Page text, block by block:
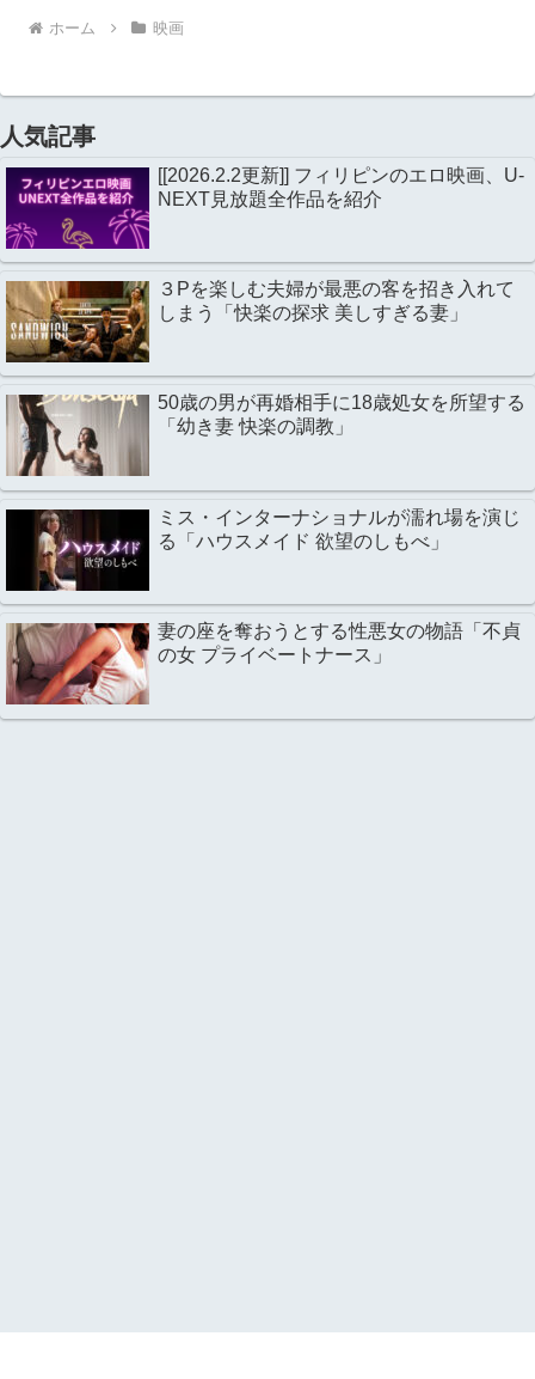
ホーム 映画
人気記事
[[2026.2.2更新]] フィリピンのエロ映画、U-
NEXT見放題全作品を紹介
３Pを楽しむ夫婦が最悪の客を招き入れて
しまう「快楽の探求 美しすぎる妻」
50歳の男が再婚相手に18歳処女を所望する
「幼き妻 快楽の調教」
ミス・インターナショナルが濡れ場を演じ
る「ハウスメイド 欲望のしもべ」
妻の座を奪おうとする性悪女の物語「不貞
の女 プライベートナース」